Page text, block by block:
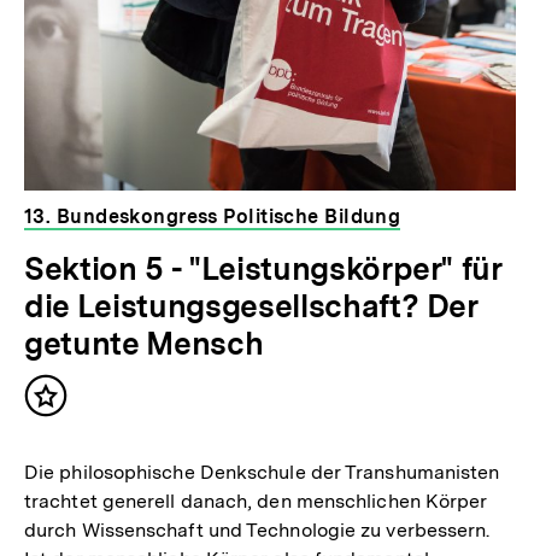
13. Bundeskongress Politische Bildung
Sektion 5 - "Leistungskörper" für
die Leistungsgesellschaft? Der
getunte Mensch
Inhalt
Die philosophische Denkschule der Transhumanisten
trachtet generell danach, den menschlichen Körper
durch Wissenschaft und Technologie zu verbessern.